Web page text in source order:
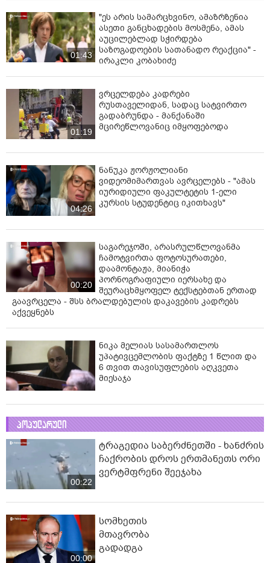
01:43
"ეს არის სამარცხვინო, ამაზრზენია
ასეთი განცხადების მოსმენა, ამას
აუცილებლად სჭირდება
საზოგადოების სათანადო რეაქცია" -
ირაკლი კობახიძე
01:19
ვრცელდება კადრები
რუსთაველიდან, სადაც სატვირთო
გადაბრუნდა - მანქანაში
მცირეწლოვანიც იმყოფებოდა
04:26
ნანუკა ჟორჟოლიანი
ვიდეომიმართვას ავრცელებს - "ამას
იურიდიული ფაკულტეტის 1-ელი
კურსის სტუდენტიც იკითხავს"
00:20
საგარეჯოში, არასრულწლოვანმა
ჩამოტვირთა ფოტოსურათები,
დაამონტაჟა, მიანიჭა
პორნოგრაფიული იერსახე და
შეურაცხმყოფელ ტექსტებთან ერთად
გაავრცელა - შსს ბრალდებულის დაკავების კადრებს
აქვეყნებს
ნიკა მელიას სასამართლოს
უპატივცემლობის ფაქტზე 1 წლით და
6 თვით თავისუფლების აღკვეთა
მიესაჯა
პოპულარული
00:22
ტრაგედია საბერძნეთში - ხანძრის
ჩაქრობის დროს ერთმანეთს ორი
ვერტმფრენი შეეჯახა
00:00
სომხეთის
მთავრობა
გადადგა